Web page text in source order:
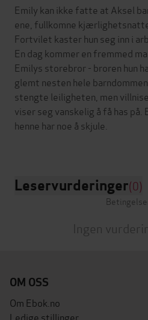
Emily kan ikke fatte at Aksel
ene, fullkomne
Fortvilet kaster hun seg inn i
En dag kommer en fremmed
Emilys storebror - broren hun
glemt nesten hele
stengte leiligheten, men
viser seg vanskelig å få has
henne har noe å skjule.
Leservurderinger(0)
Ingen
OM OSS
Om Ebok.no
Ledige stillinger